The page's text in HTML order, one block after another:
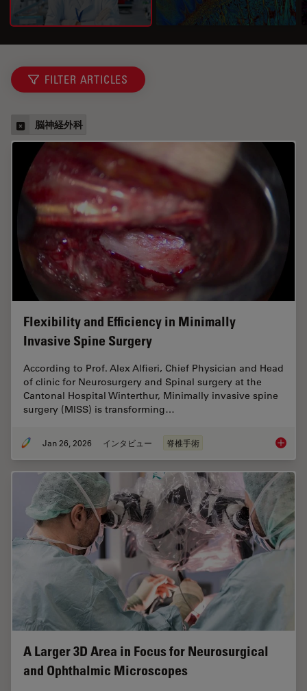
FILTER ARTICLES
脳神経外科
Flexibility and Efficiency in Minimally
Invasive Spine Surgery
According to Prof. Alex Alfieri, Chief Physician and Head
of clinic for Neurosurgery and Spinal surgery at the
Cantonal Hospital Winterthur, Minimally invasive spine
surgery (MISS) is transforming…
Jan 26, 2026 インタビュー 脊椎手術
A Larger 3D Area in Focus for Neurosurgical
and Ophthalmic Microscopes